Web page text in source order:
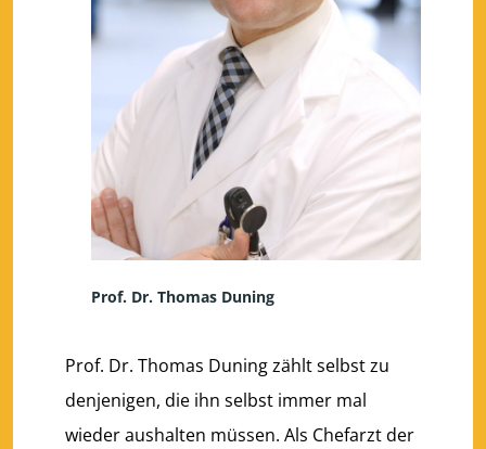
Prof. Dr. Thomas Duning
Prof. Dr. Thomas Duning zählt selbst zu
denjenigen, die ihn selbst immer mal
wieder aushalten müssen. Als Chefarzt der